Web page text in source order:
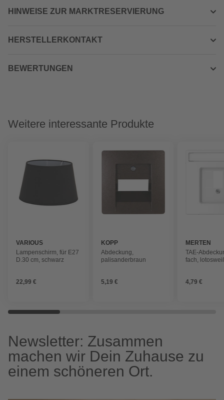
HINWEISE ZUR MARKTRESERVIERUNG
HERSTELLERKONTAKT
BEWERTUNGEN
Weitere interessante Produkte
VARIOUS
Lampenschirm, für E27
D.30 cm, schwarz
22,99 €
KOPP
Abdeckung,
palisanderbraun
5,19 €
MERTEN
TAE-
fach,
4,79 €
Newsletter: Zusammen
machen wir Dein Zuhause zu
einem schöneren Ort.